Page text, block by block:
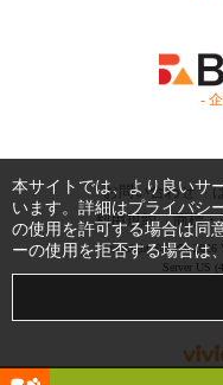
-
お問い合わせ
利用規約
商標・
Copyright © 1999-2026
Server US
本サイトでは、より良いサ
います。詳細はプライバシ
の使用を許可する場合は同
ーの使用を拒否する場合は